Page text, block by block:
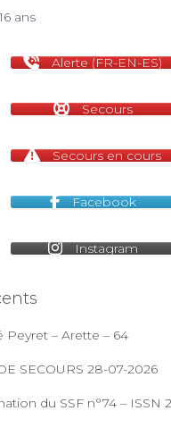
16 ans
Alerte (FR-EN-ES)
Secours
Secours en cours
Facebook
Instagram
Peyret – Arette – 64
SECOURS 28-07-2026
du SSF n°74 – ISSN